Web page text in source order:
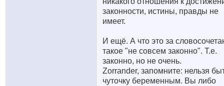
законности, истины, правды не
имеет.
И ещё. А что это за
такое "не совсем законно". Т.е.
законно, но не очень.
Zorrander, запомните: нельзя
чуточку беременным. Вы либо